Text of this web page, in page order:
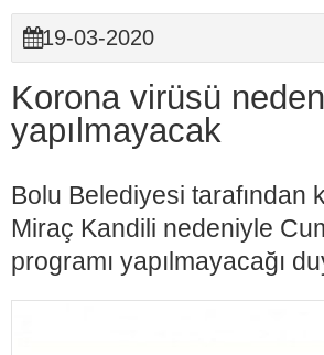
19-03-2020
Korona virüsü
yapılmayacak
Bolu Belediyesi tarafından
Miraç Kandili nedeniyle
programı yapılmayacağı